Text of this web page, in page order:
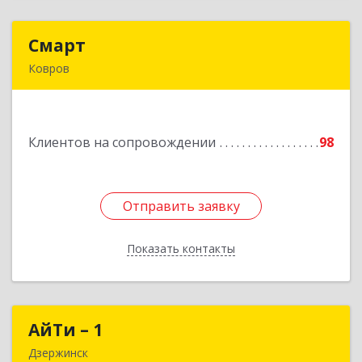
Смарт
Ковров
Клиентов на сопровождении 98
Отправить заявку
Показать контакты
Подробнее
Отправить заявку
Назад
АйТи – 1
Дзержинск